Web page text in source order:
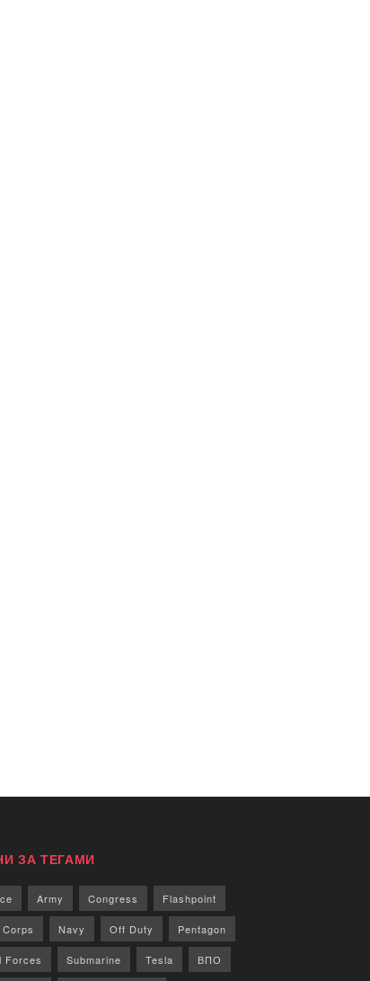
ЗА ТЕГАМИ
Army Congress Flashpoint
Navy Off Duty Pentagon
Forces Submarine Tesla ВПО